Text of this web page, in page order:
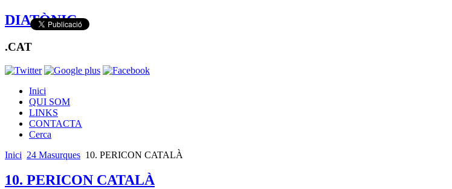
DIATÒNIC
.CAT
Inici
QUI SOM
LINKS
CONTACTA
Cerca
Inici 24 Masurques 10. PERICON CATALÀ
10. PERICON CATALÀ